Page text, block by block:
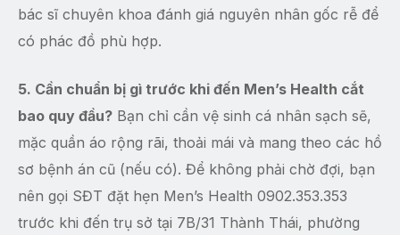
bác sĩ chuyên khoa đánh giá nguyên nhân gốc rễ để
có phác đồ phù hợp.
5. Cần chuẩn bị gì trước khi đến Men’s Health cắt
bao quy đầu? Bạn chỉ cần vệ sinh cá nhân sạch sẽ,
mặc quần áo rộng rãi, thoải mái và mang theo các hồ
sơ bệnh án cũ (nếu có). Để không phải chờ đợi, bạn
nên gọi SĐT đặt hẹn Men’s Health 0902.353.353
trước khi đến trụ sở tại 7B/31 Thành Thái, phường